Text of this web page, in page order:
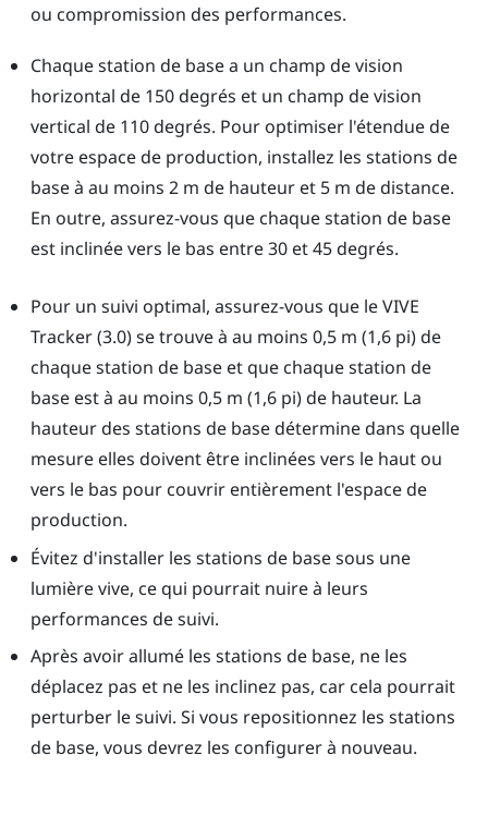
ou compromission des performances.
Chaque station de base a un champ de vision
horizontal de 150 degrés et un champ de vision
vertical de 110 degrés. Pour optimiser l'étendue de
votre espace de production, installez les stations de
base à au moins 2 m de hauteur et 5 m de distance.
En outre, assurez-vous que chaque station de base
est inclinée vers le bas entre 30 et 45 degrés.
Pour un suivi optimal, assurez-vous que leVIVE
Tracker (3.0)se trouve à au moins 0,5 m (1,6 pi) de
chaque station de base et que chaque station de
base est à au moins 0,5 m (1,6 pi) de hauteur. La
hauteur des stations de base détermine dans quelle
mesure elles doivent être inclinées vers le haut ou
vers le bas pour couvrir entièrement l'espace de
production.
Évitez d'installer les stations de base sous une
lumière vive, ce qui pourrait nuire à leurs
performances de suivi.
Après avoir allumé les stations de base, ne les
déplacez pas et ne les inclinez pas, car cela pourrait
perturber le suivi. Si vous repositionnez les stations
de base, vous devrez les configurer à nouveau.